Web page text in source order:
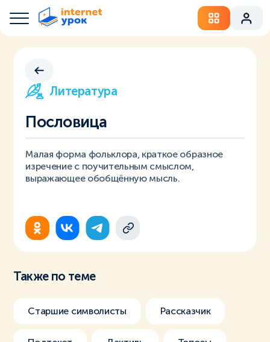
Литература
Пословица
Малая форма фольклора, краткое образное
изречение с поучительным смыслом,
выражающее обобщённую мысль.
Также по теме
Старшие символисты Рассказчик